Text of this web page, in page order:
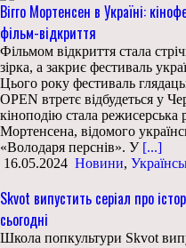
Вігго Мортенсен в Україні:
фільм-відкриття
Фільмом відкриття стала
зірка, а закриє фестиваль
Цього року фестиваль
OPEN втретє відбудеться у
кіноподію стала режисерська
Мортенсена, відомого
«Володаря перснів». У[...]
16.05.2024 Новини,
Skvot випустить серіал про
сьогодні
Школа попкультури Skvot